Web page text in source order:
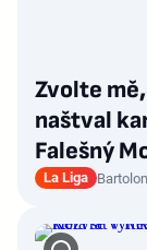
Zvolte
naštval
Falešný
La Liga